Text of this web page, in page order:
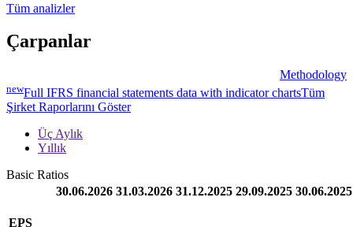
Tüm analizler
Çarpanlar
Methodology
newFull IFRS financial statements data with indicator chartsTüm
Şirket Raporlarını Göster
Üç Aylık
Yıllık
Basic Ratios
30.06.2026 31.03.2026 31.12.2025 29.09.2025 30.06.2025
EPS